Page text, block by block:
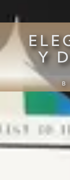
Y